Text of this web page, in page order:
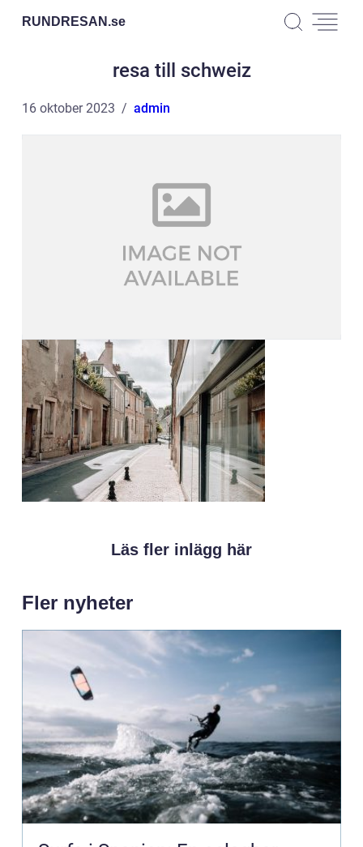
RUNDRESAN.se
resa till schweiz
16 oktober 2023 admin
Läs fler inlägg här
Fler nyheter